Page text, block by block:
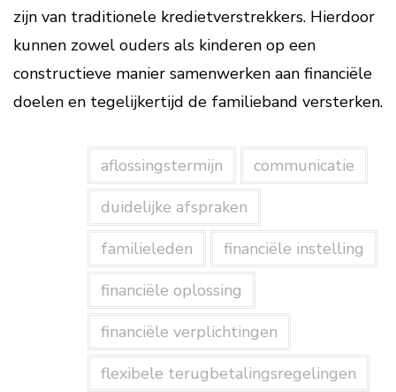
zijn van traditionele kredietverstrekkers. Hierdoor
kunnen zowel ouders als kinderen op een
constructieve manier samenwerken aan financiële
doelen en tegelijkertijd de familieband versterken.
aflossingstermijn
communicatie
duidelijke afspraken
familieleden
financiële instelling
financiële oplossing
financiële verplichtingen
flexibele terugbetalingsregelingen